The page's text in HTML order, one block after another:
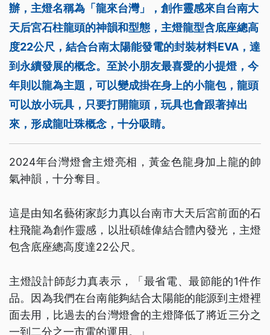
辦，主燈名稱為「龍來台灣」，創作靈感來自台南大
天后宮石柱龍頭的神韻和型態，主燈龍型含底座總高
度22公尺，結合台南太陽能發電的封裝材料EVA，達
到永續發展的概念。至於小朋友最喜愛的小提燈，今
年則以龍為主題，可以變成掛在身上的小龍包，龍頭
可以放小玩具，只要打開龍頭，玩具也會跟著掉出
來，形成龍吐珠概念，十分吸睛。
2024年台灣燈會主燈亮相，黃金色龍身加上龍的帥
氣神韻，十分奪目。
這是由知名藝術家彭力真以台南市大天后宮前面的石
柱飛龍為創作靈感，以壯碩雄偉結合體內發光，主燈
包含底座總高度達22公尺。
主燈設計師彭力真表示，「最省電、最節能的1件作
品。因為我們在台南能夠結合太陽能的能源到主燈裡
面去用，比過去的台灣燈會的主燈降低了將近三分之
一到二分之一市電的運用。」